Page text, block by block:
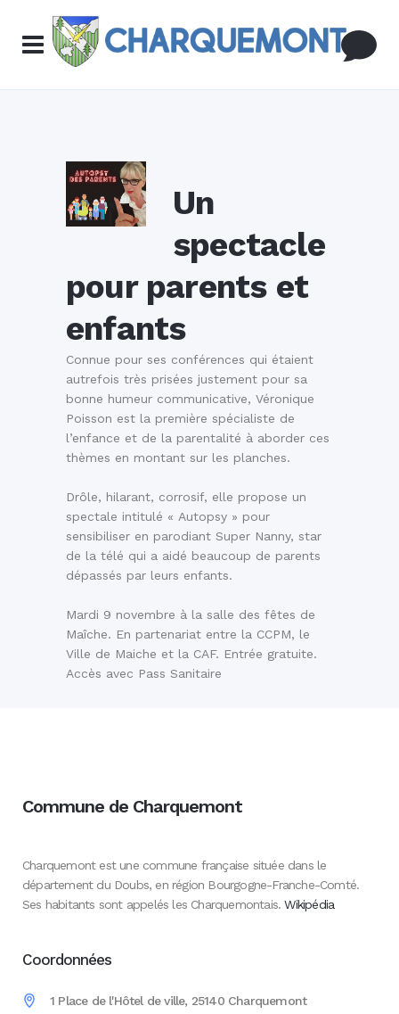
Un
spectacle
pour parents et
enfants
Connue pour ses conférences qui étaient
autrefois très prisées justement pour sa
bonne humeur communicative, Véronique
Poisson est la première spécialiste de
l’enfance et de la parentalité à aborder ces
thèmes en montant sur les planches.
Drôle, hilarant, corrosif, elle propose un
spectale intitulé « Autopsy » pour
sensibiliser en parodiant Super Nanny, star
de la télé qui a aidé beaucoup de parents
dépassés par leurs enfants.
Mardi 9 novembre à la salle des fêtes de
Maîche. En partenariat entre la CCPM, le
Ville de Maiche et la CAF. Entrée gratuite.
Accès avec Pass Sanitaire
Commune de Charquemont
Charquemont est une commune française située dans le
département du Doubs, en région Bourgogne-Franche-Comté.
Ses habitants sont appelés les Charquemontais.Wikipédia
Coordonnées
1 Place de l'Hôtel de ville, 25140 Charquemont